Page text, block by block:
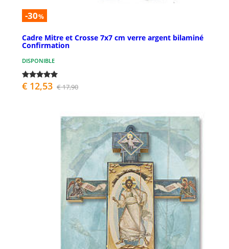
-30%
Cadre Mitre et Crosse 7x7 cm verre argent bilaminé
Confirmation
DISPONIBLE
€ 12,53 € 17,90